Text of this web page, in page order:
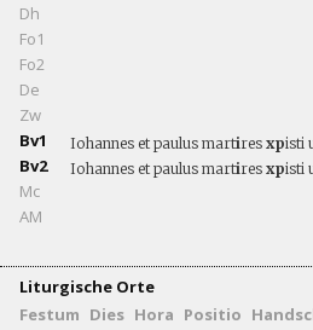
Dh
Fo1
Fo2
De
Zw
Bv1
Iohannes et paulus martires xpisti
Bv2 Iohannes et paulus martires xpisti
Mc
AM
Liturgische Orte
Festum Dies Hora Positio